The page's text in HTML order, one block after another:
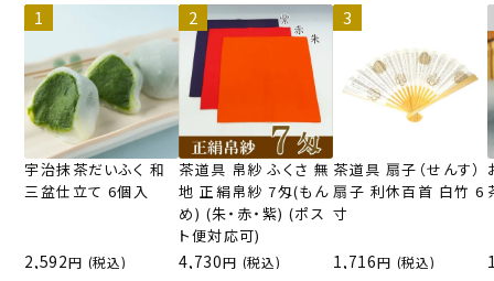
宇治抹茶だいふく 和
三盆仕立て 6個入
2,592 (税込)
茶道具 帛紗 ふくさ 無
地 正絹帛紗 7匁(もん
め) (朱・赤・紫) (ポス
ト便対応可)
4,730 (税込)
茶道具 扇子（せんす）
扇子 利休百首 白竹 6
寸
1,716 (税込)